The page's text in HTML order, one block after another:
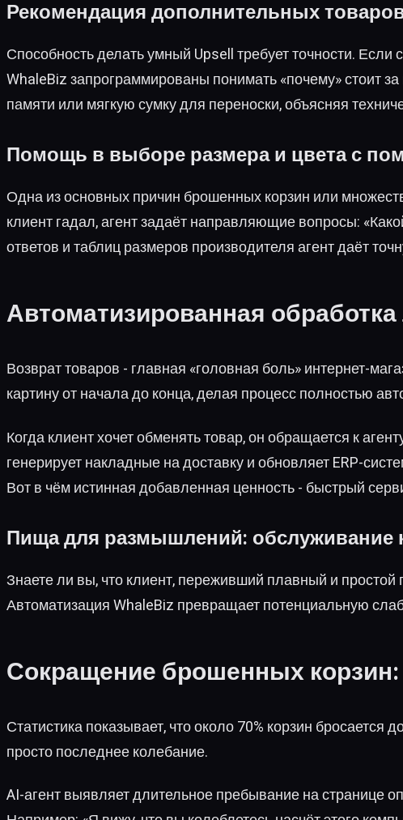
Рекомендация дополнительных
Способность делать умный Upsell требует точности.
WhaleBiz запрограммированы понимать «почему» стоит
памяти или мягкую сумку для переноски, объясняя
Помощь в выборе размера и цвета с
Одна из основных причин брошенных корзин или
клиент гадал, агент задаёт направляющие вопросы:
ответов и таблиц размеров производителя агент даёт
Автоматизированная
Возврат товаров - главная «головная боль» интернет-
картину от начала до конца, делая процесс полностью
Когда клиент хочет обменять товар, он обращается к
генерирует накладные на доставку и обновляет ERP-
Вот в чём истинная добавленная ценность - быстрый
Пища для размышлений: обслуживание
Знаете ли вы, что клиент, переживший плавный и простой
Автоматизация WhaleBiz превращает потенциальную
Сокращение брошенных корзин:
Статистика показывает, что около 70% корзин
просто последнее колебание.
AI-агент выявляет длительное пребывание на странице